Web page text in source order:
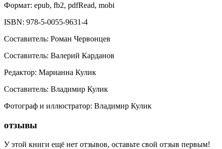
Формат: epub, fb2, pdfRead, mobi
ISBN: 978-5-0055-9631-4
Составитель: Роман Червонцев
Составитель: Валерий Карданов
Редактор: Марианна Кулик
Составитель: Владимир Кулик
Фотограф и иллюстратор: Владимир Кулик
отзывы
У этой книги ещё нет отзывов, оставьте свой отзыв первым!